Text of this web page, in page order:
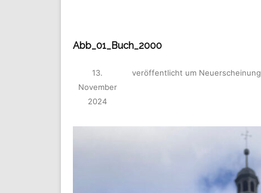
Abb_01_Buch_2000
veröffentlicht
13.
November
2024
um Neuerscheinung